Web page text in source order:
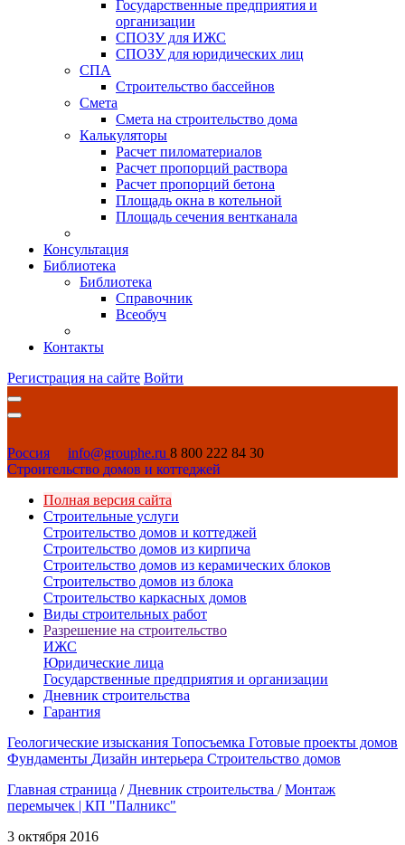
Государственные предприятия и
организации
СПОЗУ для ИЖС
СПОЗУ для юридических лиц
СПА
Строительство бассейнов
Смета
Смета на строительство дома
Калькуляторы
Расчет пиломатериалов
Расчет пропорций раствора
Расчет пропорций бетона
Площадь окна в котельной
Площадь сечения вентканала
Консультация
Библиотека
Библиотека
Справочник
Всеобуч
Контакты
Регистрация на сайте Войти
Россия info@grouphe.ru 8 800 222 84 30
Строительство домов и коттеджей
Полная версия сайта
Строительные услуги
Строительство домов и коттеджей
Строительство домов из кирпича
Строительство домов из керамических блоков
Строительство домов из блока
Строительство каркасных домов
Виды строительных работ
Разрешение на строительство
ИЖС
Юридические лица
Государственные предприятия и организации
Дневник строительства
Гарантия
Геологические изыскания Топосъемка Готовые проекты домов
Фундаменты Дизайн интерьера Строительство домов
Главная страница / Дневник строительства / Монтаж
перемычек | КП "Палникс"
3 октября 2016